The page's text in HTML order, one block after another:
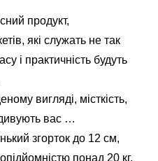
продукт,
які служать не так
і практичність будуть
вигляді, місткість,
вас …
згорток до 12 см,
понад 20 кг,